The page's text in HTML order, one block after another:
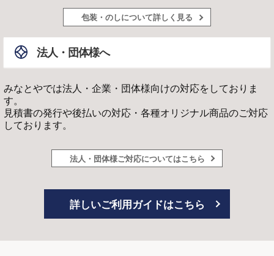
包装・のしについて詳しく見る
法人・団体様へ
みなとやでは法人・企業・団体様向けの対応をしておりま
す。
見積書の発行や後払いの対応・各種オリジナル商品のご対応
しております。
法人・団体様ご対応についてはこちら
詳しいご利用ガイドはこちら